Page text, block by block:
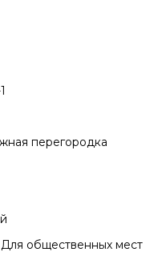
перегородка
общественных мест